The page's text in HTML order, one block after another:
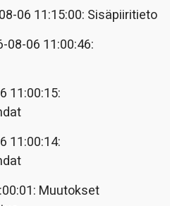
06 11:15:00: Sisäpiiritieto
08-06 11:00:46:
11:00:15:
11:00:14:
Muutokset